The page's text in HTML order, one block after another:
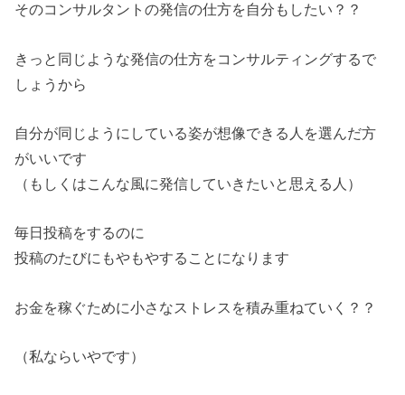
そのコンサルタントの発信の仕方を自分もしたい？？
きっと同じような発信の仕方をコンサルティングするで
しょうから
自分が同じようにしている姿が想像できる人を選んだ方
がいいです
（もしくはこんな風に発信していきたいと思える人）
毎日投稿をするのに
投稿のたびにもやもやすることになります
お金を稼ぐために小さなストレスを積み重ねていく？？
（私ならいやです）